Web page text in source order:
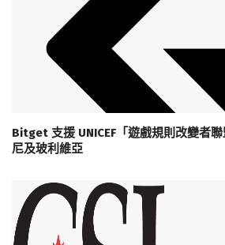
Bitget 支援 UNICEF「遊戲規則改變者
尼及玻利維亞